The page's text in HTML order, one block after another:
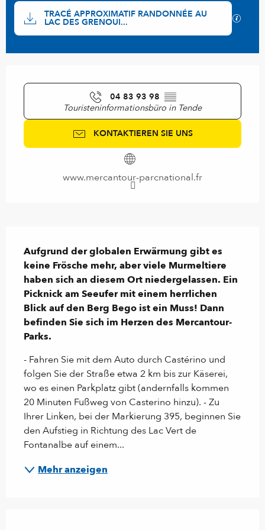
Dokumentation
TRACÉ APPROXIMATIF RANDONNÉE AU
LAC DES GRENOUI... Mit
04 83 93 98 ▒▒
Touristeninformationsbüro in Tende
KONTAKTIEREN SIE UNS
www.mercantour-parcnational.fr
Aufgrund der globalen Erwärmung gibt es
keine Frösche mehr, aber viele Murmeltiere
haben sich an diesem Ort niedergelassen. Ein
Picknick am Seeufer mit einem herrlichen
Blick auf den Berg Bego ist ein Muss! Dann
befinden Sie sich im Herzen des Mercantour-
Parks.
- Fahren Sie mit dem Auto durch Castérino und
folgen Sie der Straße etwa 2 km bis zur Käserei,
wo es einen Parkplatz gibt (andernfalls kommen
20 Minuten Fußweg von Casterino hinzu). - Zu
Ihrer Linken, bei der Markierung 395, beginnen Sie
den Aufstieg in Richtung des Lac Vert de
Fontanalbe auf einem...
Mehr anzeigen